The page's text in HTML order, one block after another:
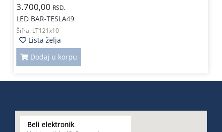
3.700,00 RSD.
LED BAR-TESLA49
Šifra: LT121x10
Lista želja
Dodaj u korpu
Beli elektronik